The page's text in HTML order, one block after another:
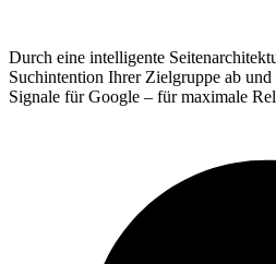
Durch eine intelligente
Suchintention Ihrer Zielgruppe ab und
Signale für Google – für maximale